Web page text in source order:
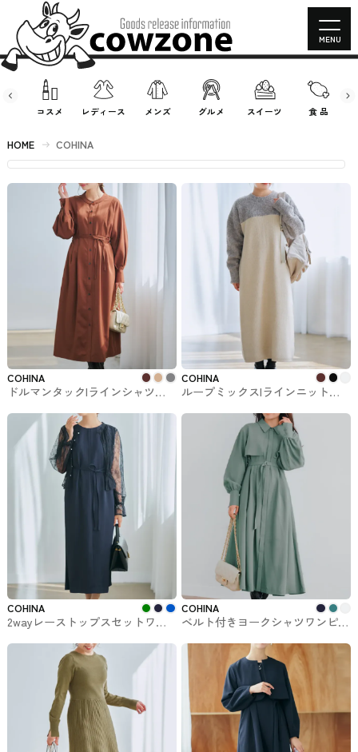
コスメ レディース メンズ グルメ スイーツ 食 品
MENU
HOME COHINA
COHINA
ドルマンタックIラインシャツワ
ンピ
COHINA
ループミックスIラインニットワ
ンピ
COHINA
2wayレーストップスセットワン
で購入できるワンピ
COHINA
ベルト付きヨークシャツワンピー
入できるワンピ